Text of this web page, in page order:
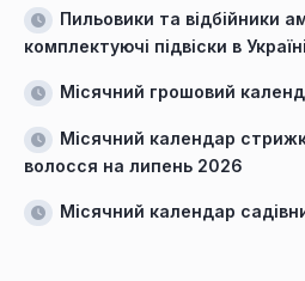
Пильовики та відбійники
комплектуючі підвіски в Україні
Місячний грошовий
Місячний календар
волосся на липень 2026
Місячний календар